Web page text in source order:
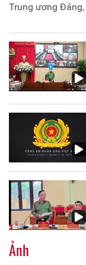
Trung ương
liên quan đến
CAND.
Ảnh